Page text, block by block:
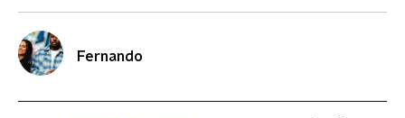
Fernando